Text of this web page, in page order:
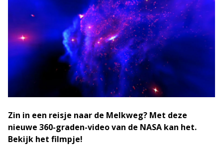
Zin in een reisje naar de Melkweg? Met deze
nieuwe 360-graden-video van de NASA kan het.
Bekijk het filmpje!